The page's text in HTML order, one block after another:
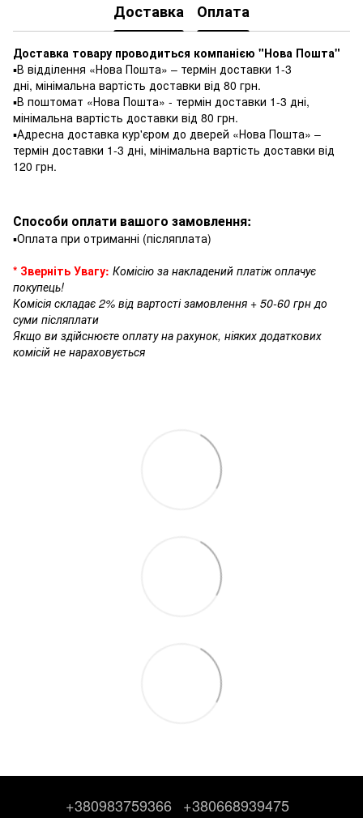
Доставка Оплата
Доставка товару проводиться компанією "Нова Пошта"
▪️В відділення «Нова Пошта» – термін доставки 1-3
дні, мінімальна вартість доставки від 80 грн.
▪️В поштомат «Нова Пошта» - термін доставки 1-3 дні,
мінімальна вартість доставки від 80 грн.
▪️Адресна доставка кур'єром до дверей «Нова Пошта» –
термін доставки 1-3 дні, мінімальна вартість доставки від
120 грн.
Способи оплати вашого замовлення:
▪️Оплата при отриманні (післяплата)
* Зверніть Увагу: Комісію за накладений платіж оплачує
покупець!
Комісія складає 2% від вартості замовлення + 50-60 грн до
суми післяплати
Якщо ви здійснюєте оплату на рахунок, ніяких додаткових
комісій не нараховується
+380983759366 +380668939475